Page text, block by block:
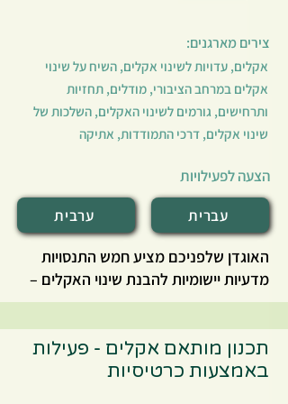
לתרחיש ייחוס של הטמנה מלאה. לדוגמה,
מיון במפעל RDF מפחית את הפליטות
ביותר מ־50%. הכלי מסייע כיום גם בתכנון
אסטרטגי ובבניית תרחישים עתידיים
לטיפול יעיל יותר בפסולת.
צירים מארגנים:
אקלים, עדויות לשינוי אקלים, השיח על שינוי
אקלים במרחב הציבורי, מודלים, תחזיות
ותרחישים, גורמים לשינוי האקלים, השלכות של
שינוי אקלים, דרכי התמודדות, אתיקה
הצעה לפעילויות
ערבית
עברית
האוגדן שלפניכם מציע חמש התנסויות
מדעיות יישומיות להבנת שינוי האקלים –
אחד האתגרים הגדולים של המאה ה-21.
מטרת האוגדן היא לקדם למידה חווייתית
ומבוססת-חקר, המפתחת אוריינות
מדעית, חשיבה ביקורתית ויכולת פתרון
תכנון מותאם אקלים - פעילות
באמצעות כרטיסיות